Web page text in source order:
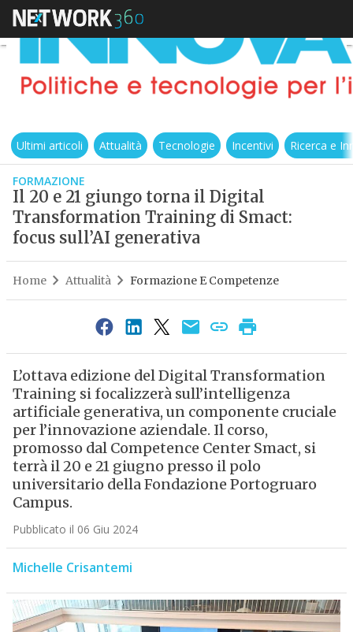
Ultimi articoli Attualità Tecnologie Incentivi Ricerca e
FORMAZIONE
Il 20 e 21 giungo torna il Digital
Transformation Training di Smact:
focus sull’AI generativa
Home Attualità Formazione E Competenze
L’ottava edizione del Digital Transformation
Training si focalizzerà sull’intelligenza
artificiale generativa, un componente cruciale
per l’innovazione aziendale. Il corso,
promosso dal Competence Center Smact, si
terrà il 20 e 21 giugno presso il polo
universitario della Fondazione Portogruaro
Campus.
Pubblicato il 06 Giu 2024
Michelle Crisantemi